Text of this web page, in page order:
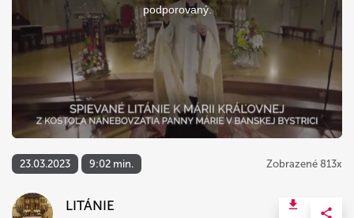
podporovaný.
23.03.2023 9:02 min. Zobrazené 813x
LITÁNIE